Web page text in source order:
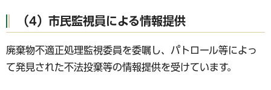
（4）市民監視員による情報提供
廃棄物不適正処理監視委員を委嘱し、パトロール等によっ
て発見された不法投棄等の情報提供を受けています。